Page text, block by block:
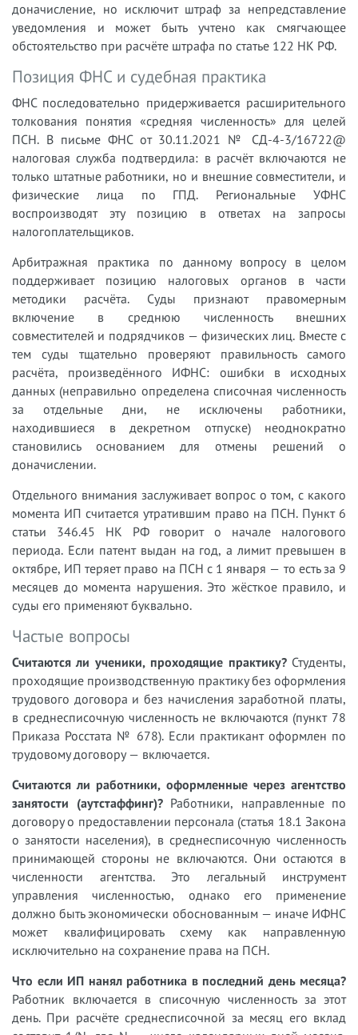
доначисление, но исключит штраф за непредставление
уведомления и может быть учтено как смягчающее
обстоятельство при расчёте штрафа по статье 122 НК РФ.
Позиция ФНС и судебная практика
ФНС последовательно придерживается расширительного
толкования понятия «средняя численность» для целей
ПСН. В письме ФНС от 30.11.2021 № СД-4-3/16722@
налоговая служба подтвердила: в расчёт включаются не
только штатные работники, но и внешние совместители, и
физические лица по ГПД. Региональные УФНС
воспроизводят эту позицию в ответах на запросы
налогоплательщиков.
Арбитражная практика по данному вопросу в целом
поддерживает позицию налоговых органов в части
методики расчёта. Суды признают правомерным
включение в среднюю численность внешних
совместителей и подрядчиков — физических лиц. Вместе с
тем суды тщательно проверяют правильность самого
расчёта, произведённого ИФНС: ошибки в исходных
данных (неправильно определена списочная численность
за отдельные дни, не исключены работники,
находившиеся в декретном отпуске) неоднократно
становились основанием для отмены решений о
доначислении.
Отдельного внимания заслуживает вопрос о том, с какого
момента ИП считается утратившим право на ПСН. Пункт 6
статьи 346.45 НК РФ говорит о начале налогового
периода. Если патент выдан на год, а лимит превышен в
октябре, ИП теряет право на ПСН с 1 января — то есть за 9
месяцев до момента нарушения. Это жёсткое правило, и
суды его применяют буквально.
Частые вопросы
Считаются ли ученики, проходящие практику?Студенты,
проходящие производственную практику без оформления
трудового договора и без начисления заработной платы,
в среднесписочную численность не включаются (пункт 78
Приказа Росстата № 678). Если практикант оформлен по
трудовому договору — включается.
Считаются ли работники, оформленные через агентство
занятости (аутстаффинг)?Работники, направленные по
договору о предоставлении персонала (статья 18.1 Закона
о занятости населения), в среднесписочную численность
принимающей стороны не включаются. Они остаются в
численности агентства. Это легальный инструмент
управления численностью, однако его применение
должно быть экономически обоснованным — иначе ИФНС
может квалифицировать схему как направленную
исключительно на сохранение права на ПСН.
Что если ИП нанял работника в последний день месяца?
Работник включается в списочную численность за этот
день. При расчёте среднесписочной за месяц его вклад